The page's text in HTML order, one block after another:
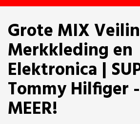
Grote MIX
Merkkleding en
Elektronica |
Tommy Hilfiger
MEER!